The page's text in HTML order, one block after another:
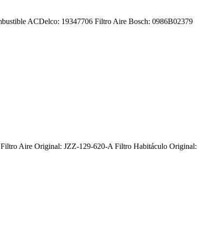
ACDelco: 19347706 Filtro Aire Bosch: 0986B02379
Aire Original: JZZ-129-620-A Filtro Habitáculo Original: